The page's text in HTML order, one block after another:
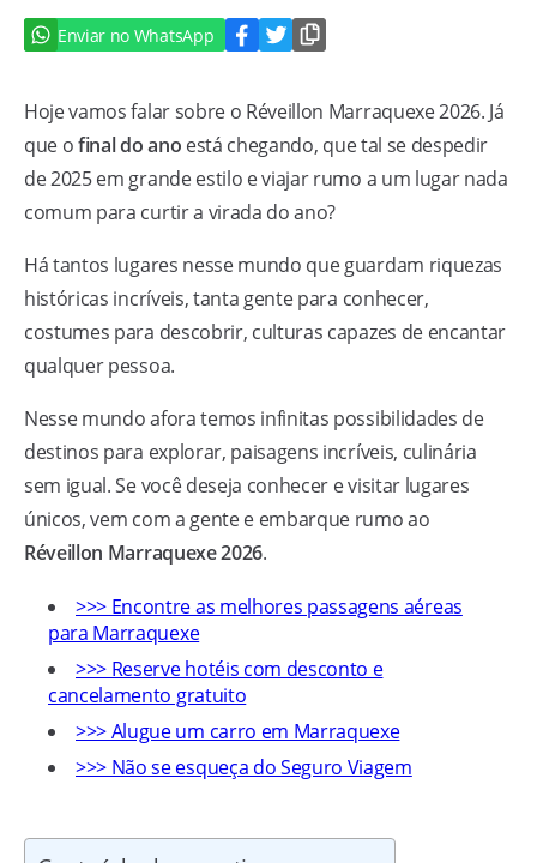
Enviar no WhatsApp
Hoje vamos falar sobre o Réveillon Marraquexe 2026. Já
que ofinal do ano está chegando, que tal se despedir
de 2025 em grande estilo e viajar rumo a um lugar nada
comum para curtir a virada do ano?
Há tantos lugares nesse mundo que guardam riquezas
históricas incríveis, tanta gente para conhecer,
costumes para descobrir, culturas capazes de encantar
qualquer pessoa.
Nesse mundo afora temos infinitas possibilidades de
destinos para explorar, paisagens incríveis, culinária
sem igual. Se você deseja conhecer e visitar lugares
únicos, vem com a gente e embarque rumo ao
Réveillon Marraquexe 2026.
>>> Encontre as melhores passagens aéreas
para Marraquexe
>>> Reserve hotéis com desconto e
cancelamento gratuito
>>> Alugue um carro em Marraquexe
>>> Não se esqueça do Seguro Viagem